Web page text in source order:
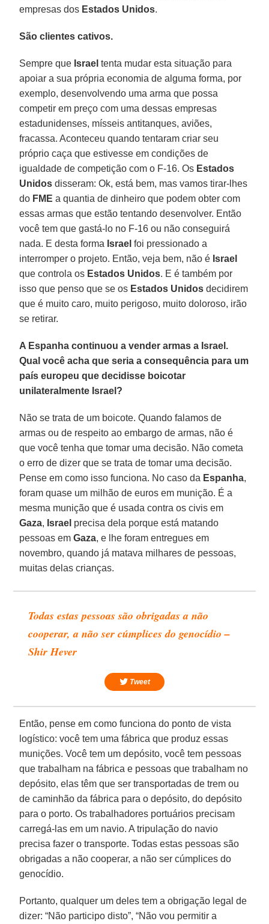
empresas dos Estados Unidos.
São clientes cativos.
Sempre que Israel tenta mudar esta situação para
apoiar a sua própria economia de alguma forma, por
exemplo, desenvolvendo uma arma que possa
competir em preço com uma dessas empresas
estadunidenses, mísseis antitanques, aviões,
fracassa. Aconteceu quando tentaram criar seu
próprio caça que estivesse em condições de
igualdade de competição com o F-16. Os Estados
Unidos disseram: Ok, está bem, mas vamos tirar-lhes
do FME a quantia de dinheiro que podem obter com
essas armas que estão tentando desenvolver. Então
você tem que gastá-lo no F-16 ou não conseguirá
nada. E desta forma Israel foi pressionado a
interromper o projeto. Então, veja bem, não é Israel
que controla os Estados Unidos. E é também por
isso que penso que se os Estados Unidos decidirem
que é muito caro, muito perigoso, muito doloroso, irão
se retirar.
A Espanha continuou a vender armas a Israel.
Qual você acha que seria a consequência para um
país europeu que decidisse boicotar
unilateralmente Israel?
Não se trata de um boicote. Quando falamos de
armas ou de respeito ao embargo de armas, não é
que você tenha que tomar uma decisão. Não cometa
o erro de dizer que se trata de tomar uma decisão.
Pense em como isso funciona. No caso da Espanha,
foram quase um milhão de euros em munição. É a
mesma munição que é usada contra os civis em
Gaza, Israel precisa dela porque está matando
pessoas emGaza, e lhe foram entregues em
novembro, quando já matava milhares de pessoas,
muitas delas crianças.
Todas estas pessoas são obrigadas a não
cooperar, a não ser cúmplices do genocídio –
Shir Hever
Tweet
Então, pense em como funciona do ponto de vista
logístico: você tem uma fábrica que produz essas
munições. Você tem um depósito, você tem pessoas
que trabalham na fábrica e pessoas que trabalham no
depósito, elas têm que ser transportadas de trem ou
de caminhão da fábrica para o depósito, do depósito
para o porto. Os trabalhadores portuários precisam
carregá-las em um navio. A tripulação do navio
precisa fazer o transporte. Todas estas pessoas são
obrigadas a não cooperar, a não ser cúmplices do
genocídio.
Portanto, qualquer um deles tem a obrigação legal de
dizer: “Não participo disto”, “Não vou permitir a